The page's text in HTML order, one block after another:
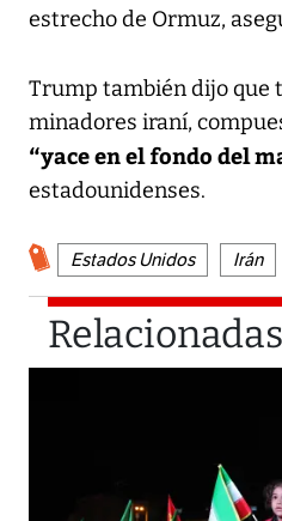
estrecho de Ormuz,
Trump también dijo que
minadores iraní,
“yace en el fondo del
estadounidenses.
Estados Unidos Irán
Relacionadas